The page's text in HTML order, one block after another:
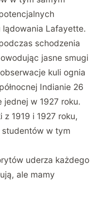
Lafayette.
schodzenia
jasne smugi
kuli ognia
Indianie 26
jednej w 1927 roku.
1919 i 1927 roku,
w tym
uderza każdego
ale mamy